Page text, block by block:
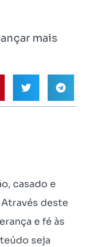
mais
casado e
deste
e fé às
seja